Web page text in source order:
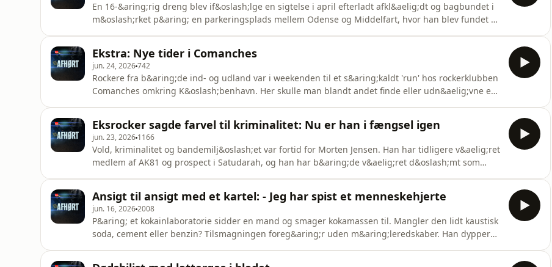
En 16-&aring;rig dreng blev if&oslash;lge en sigtelse i april efterladt afkl&aelig;dt og bagbundet i
m&oslash;rket p&aring; en parkeringsplads mellem Odense og Middelfart, hvor han blev fundet af
fort&aelig;ller i dagens
Ekstra: Nye tider i Comanches
jun. 24, 2026742
Rockere fra b&aring;de ind- og udland var i weekenden til et s&aring;kaldt 'run' hos rockerklubben
Comanches omkring K&oslash;benhavn. Her skulle man blandt andet finde eller udn&aelig;vne en
m&aring;neder ubetinge
Eksrocker sagde farvel til kriminalitet: Nu er han i fængsel igen
jun. 23, 2026 1166
Vold, kriminalitet og bandemilj&oslash;et var fortid for Morten Jensen. Han har tidligere v&aelig;ret
medlem af AK81 og prospect i Satudarah, og han har b&aring;de v&aelig;ret d&oslash;mt som
gerne vil v&aelig;r
Ansigt til ansigt med et kartel: - Jeg har spist et menneskehjerte
jun. 16, 20262008
P&aring; et kokainlaboratorie sidder en mand og smager kokamassen til. Mangler den lidt kaustisk
soda, cement eller benzin? Tilsmagningen foreg&aring;r uden m&aring;leredskaber. Han dypper